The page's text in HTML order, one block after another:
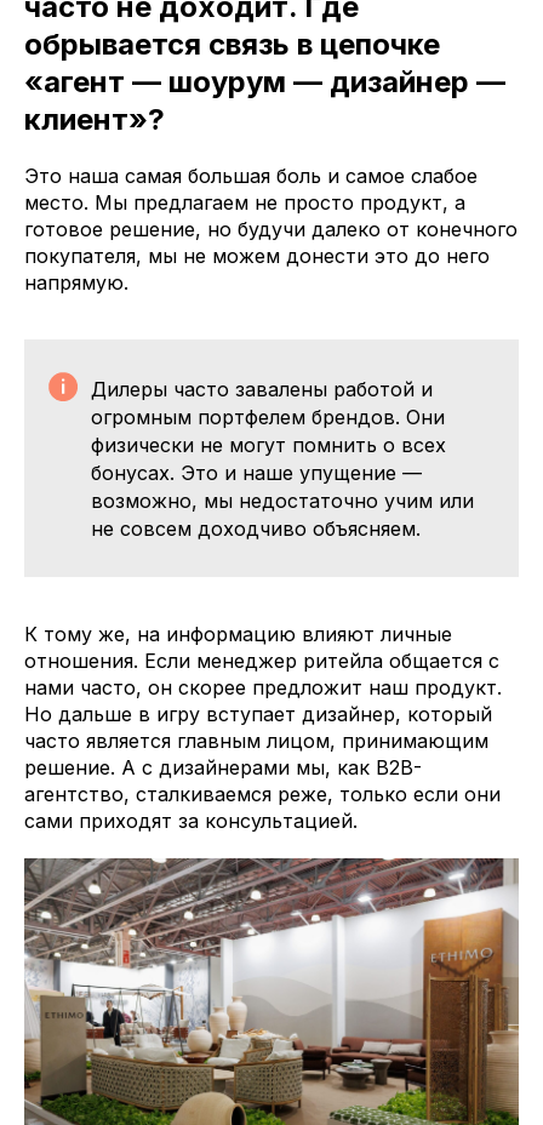
обрывается связь в цепочке
«агент — шоурум — дизайнер —
клиент»?
Это наша самая большая боль и самое слабое
место. Мы предлагаем не просто продукт, а
готовое решение, но будучи далеко от конечного
покупателя, мы не можем донести это до него
напрямую.
Дилеры часто завалены работой и
огромным портфелем брендов. Они
физически не могут помнить о всех
бонусах. Это и наше упущение —
возможно, мы недостаточно учим или
не совсем доходчиво объясняем.
К тому же, на информацию влияют личные
отношения. Если менеджер ритейла общается с
нами часто, он скорее предложит наш продукт.
Но дальше в игру вступает дизайнер, который
часто является главным лицом, принимающим
решение. А с дизайнерами мы, как B2B-
агентство, сталкиваемся реже, только если они
сами приходят за консультацией.